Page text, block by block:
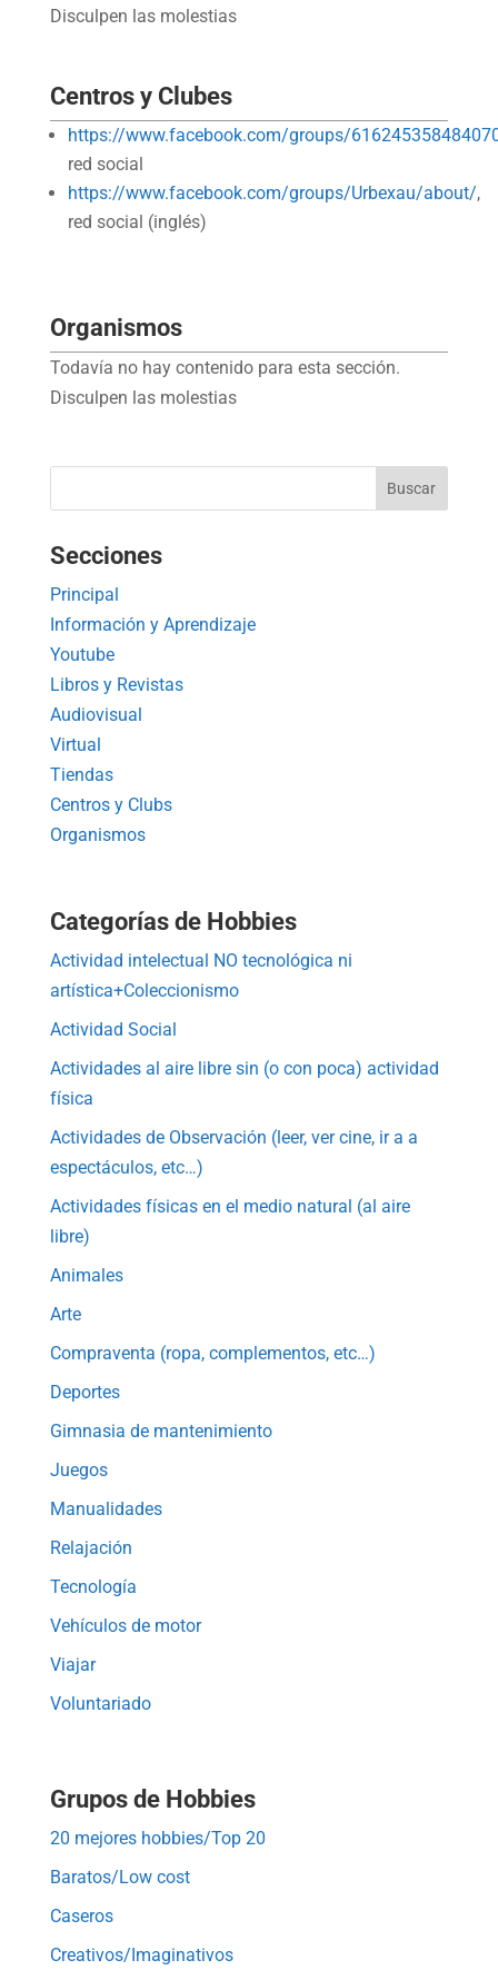
Disculpen las molestias
Centros y Clubes
https://www.facebook.com/groups/
red social
https://www.facebook.com/groups/Urbexau/about/,
red social (inglés)
Organismos
Todavía no hay contenido para esta sección.
Disculpen las molestias
Secciones
Principal
Información y Aprendizaje
Youtube
Libros y Revistas
Audiovisual
Virtual
Tiendas
Centros y Clubs
Organismos
Categorías de Hobbies
Actividad intelectual NO tecnológica ni
artística+Coleccionismo
Actividad Social
Actividades al aire libre sin (o con poca) actividad
física
Actividades de Observación (leer, ver cine, ir a a
espectáculos, etc…)
Actividades físicas en el medio natural (al aire
libre)
Animales
Arte
Compraventa (ropa, complementos, etc…)
Deportes
Gimnasia de mantenimiento
Juegos
Manualidades
Relajación
Tecnología
Vehículos de motor
Viajar
Voluntariado
Grupos de Hobbies
20 mejores hobbies/Top 20
Baratos/Low cost
Caseros
Creativos/Imaginativos